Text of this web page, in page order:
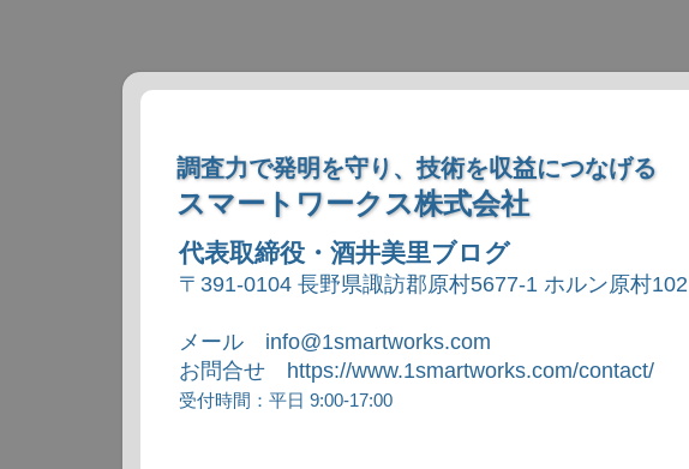
調査力で発明を守り、技術を収益につなげる
スマートワークス株式会社
代表取締役・酒井美里ブログ
〒391-0104 長野県諏訪郡原村5677-1 ホルン原村102
メール info@1smartworks.com
お問合せ https://www.1smartworks.com/contact/
受付時間：平日 9:00-17:00